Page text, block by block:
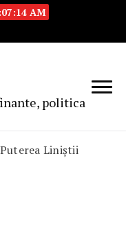
AM
politica
Liniștii